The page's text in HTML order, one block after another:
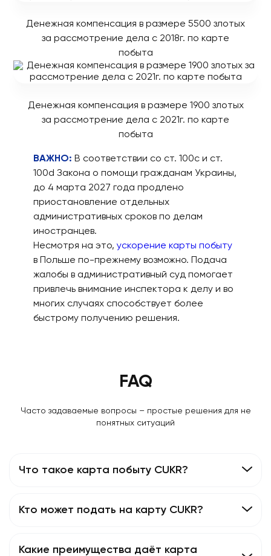
Денежная компенсация в размере 5500 злотых
за рассмотрение дела с 2018г. по карте
побыта
Денежная компенсация в размере 1900 злотых
за рассмотрение дела с 2021г. по карте
побыта
ВАЖНО: В соответствии со ст. 100c и ст.
100d Закона о помощи гражданам Украины,
до 4 марта 2027 года продлено
приостановление отдельных
административных сроков по делам
иностранцев.
Несмотря на это, ускорение карты побыту
в Польше по-прежнему возможно. Подача
жалобы в административный суд помогает
привлечь внимание инспектора к делу и во
многих случаях способствует более
быстрому получению решения.
FAQ
Часто задаваемые вопросы – простые решения для не
понятных ситуаций
Что такое карта побыту CUKR?
Кто может подать на карту CUKR?
Какие преимущества даёт карта